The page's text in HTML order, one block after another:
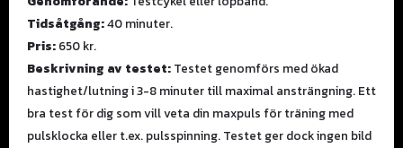
Tidsåtgång:40 minuter.
Pris: 650 kr.
Beskrivning av testet: Testet genomförs med ökad
hastighet/lutning i 3-8 minuter till maximal ansträngning. Ett
bra test för dig som vill veta din maxpuls för träning med
pulsklocka eller t.ex. pulsspinning. Testet ger dock ingen bild